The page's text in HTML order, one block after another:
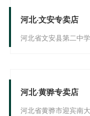
河北·文安专卖店
河北省文安县第二中
河北·黄骅专卖店
河北省黄骅市迎宾南